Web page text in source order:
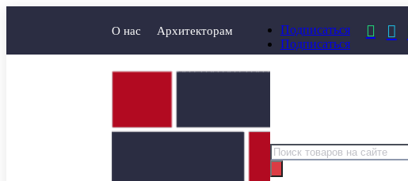
О нас Архитекторам
Подписаться
Подписаться
 
Поиск
товаров